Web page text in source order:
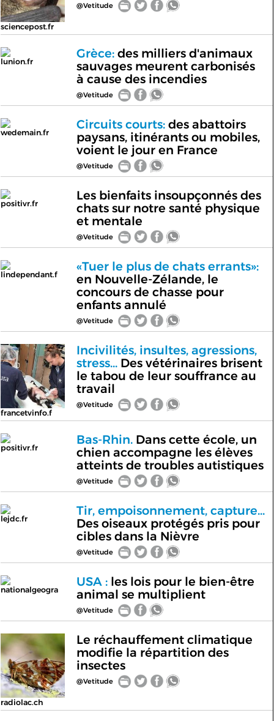
sciencepost.fr
@Vetitude
lunion.fr
Grèce:des milliers d'animaux
sauvages meurent carbonisés
à cause des incendies
@Vetitude
wedemain.fr
Circuits courts:des abattoirs
paysans, itinérants ou mobiles,
voient le jour en France
@Vetitude
positivr.fr
Les bienfaits insoupçonnés des
chats sur notre santé physique
et mentale
@Vetitude
lindependant.f
«Tuer le plus de chats errants»:
en Nouvelle-Zélande, le
concours de chasse pour
enfants annulé
@Vetitude
francetvinfo.f
Incivilités, insultes, agressions,
stress...Des vétérinaires brisent
le tabou de leur souffrance au
travail
@Vetitude
positivr.fr
Bas-Rhin.Dans cette école, un
chien accompagne les élèves
atteints de troubles autistiques
@Vetitude
lejdc.fr
Tir, empoisonnement, capture...
Des oiseaux protégés pris pour
cibles dans la Nièvre
@Vetitude
nationalgeogra
USA :les lois pour le bien-être
animal se multiplient
@Vetitude
radiolac.ch
Le réchauffement climatique
modifie la répartition des
insectes
@Vetitude